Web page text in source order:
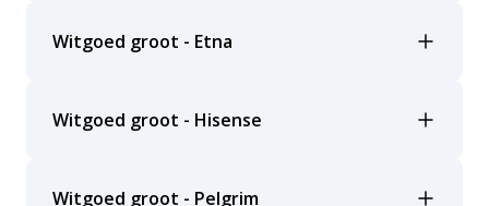
Witgoed groot - Etna
Witgoed groot - Hisense
Witgoed groot - Pelgrim